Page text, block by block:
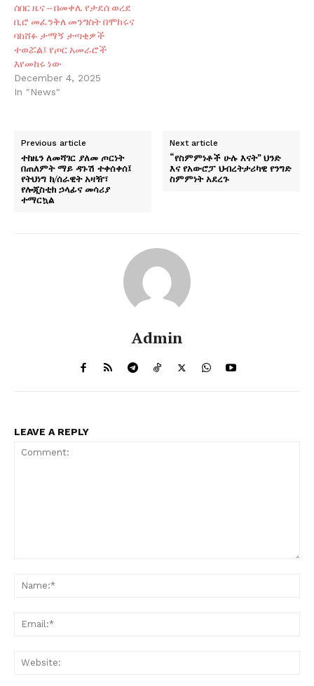
ሰበር ዜና – በመቀሌ የታደሰ ወረደ
ቢሮ መፈንቅለ መንግስት በሞከሩና
ባከሸፉ ታማኝ ታጣቂዎች
ተወሯል፤ የጦር አመራሮች
እየመከሩ ነው
December 4, 2025
In "News"
Previous article
ተከዜን ለመሻገር ያለመ ጦርነት
በጠለምት ማይ ዳጉሽ ተቀሰቀሰ፤
የትህነግ ክ/ሰራዊት አዛዥ፣
የሎጂስቲክ ኃላፊና መሳሪያ
ተማርኳል
Next article
“የስምምነቶች ሁሉ እናት” ህንድ
እና የአውሮፓ ህብረትታሪካዊ የንግድ
ስምምነት አደረጉ
Admin
LEAVE A REPLY